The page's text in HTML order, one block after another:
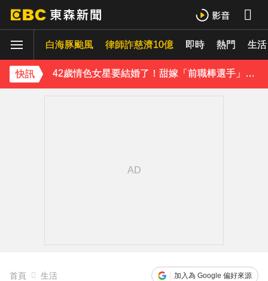
白海豚颱風 律師詐慈濟10億 即時 熱門 生活
快訊
下載東森App，隨時掌握天下大小事！
42歲情色女星要結婚了！甜嫁「前職棒選手」浪漫告白：迅速奪走我的心
首頁 生活 加入為 Google 偏好來源